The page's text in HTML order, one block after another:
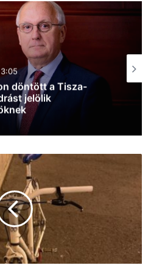
a kormány a 6000
uniós forrást